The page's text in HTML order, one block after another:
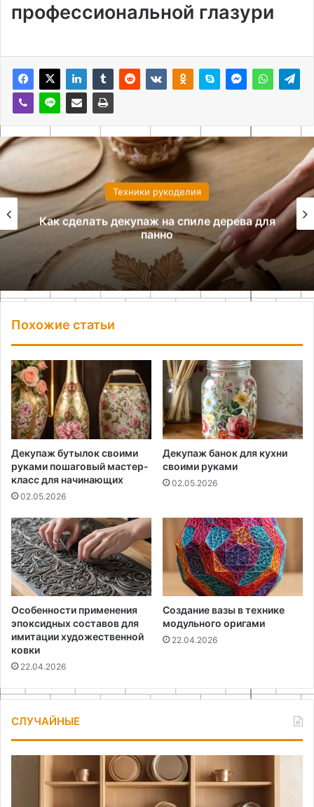
профессиональной глазури
Техники рукоделия
Как сделать декупаж на спиле дерева для
панно
Похожие статьи
Декупаж бутылок своими
руками пошаговый мастер-
класс для начинающих
02.05.2026
Декупаж банок для кухни
своими руками
02.05.2026
Особенности применения
эпоксидных составов для
имитации художественной
ковки
22.04.2026
Создание вазы в технике
модульного оригами
22.04.2026
СЛУЧАЙНЫЕ
органайзер